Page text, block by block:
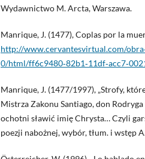
Wydawnictwo M. Arcta, Warszawa.
Manrique, J. (1477), Coplas por la
http://www.cervantesvirtual.com/
0/html/
Manrique, J. (1477/1997), „Strofy,
Mistrza Zakonu Santiago, don
ochotni sławić imię Chrysta… Czyli
poezji nabożnej, wybór, tłum. i wstęp